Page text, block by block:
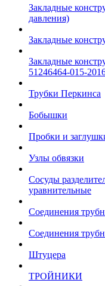
Закладные
давления)
Закладные
Закладные
51246464-015-
Трубки Перкинса
Бобышки
Пробки и
Узлы обвязки
Сосуды
уравнительные
Соединения
Соединения
Штуцера
ТРОЙНИКИ